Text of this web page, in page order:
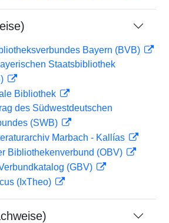
Bayern (BVB)
Staatsbibliothek
Bibliothek
des Südwestdeutschen
(SWB)
Marbach - Kallías
Bibliothekenverbund (OBV)
(GBV)
(IxTheo)